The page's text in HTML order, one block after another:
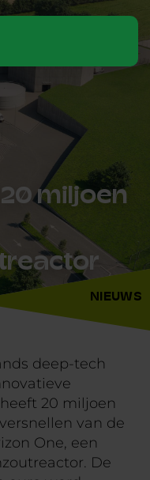
miljoen
NIEUWS
deep-tech
20 miljoen
van de
One, een
De